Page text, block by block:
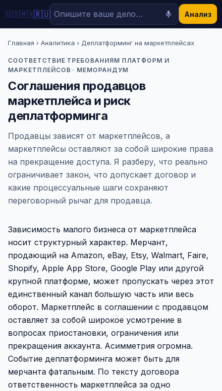
🇺🇸🇲🇽🇷🇺 Анализ
Главная › Аналитика › Деплатформинг на маркетплейсах
СООТВЕТСТВИЕ ТРЕБОВАНИЯМ ПЛАТФОРМ И
МАРКЕТПЛЕЙСОВ · МЕМОРАНДУМ
Соглашения продавцов
маркетплейса и риск
деплатформинга
Продавцы зависят от маркетплейсов, а
маркетплейсы оставляют за собой широкие права
на прекращение доступа. Я разберу, что реально
ограничивает закон, что допускает договор и
какие процессуальные шаги сохраняют
переговорный рычаг для продавца.
Зависимость малого бизнеса от маркетплейса
носит структурный характер. Мерчант,
продающий на Amazon, eBay, Etsy, Walmart, Faire,
Shopify, Apple App Store, Google Play или другой
крупной платформе, может пропускать через этот
единственный канал большую часть или весь
оборот. Маркетплейс в соглашении с продавцом
оставляет за собой широкое усмотрение в
вопросах приостановки, ограничения или
прекращения аккаунта. Асимметрия огромна.
Событие деплатформинга может быть для
мерчанта фатальным. По тексту договора
ответственность маркетплейса за одно